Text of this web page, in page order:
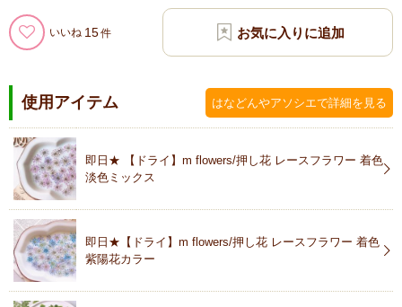
いいね 15
使用アイテム はなどんやアソシエで詳細を見る
即日★ 【ドライ】m flowers/押し花 レースフラワー 着色
淡色ミックス
即日★【ドライ】m flowers/押し花 レースフラワー 着色
紫陽花カラー